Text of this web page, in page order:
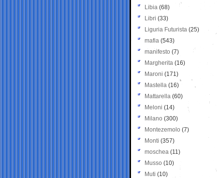
Libia (68)
Libri (33)
Liguria Futurista (25)
mafia (543)
manifesto (7)
Margherita (16)
Maroni (171)
Mastella (16)
Mattarella (60)
Meloni (14)
Milano (300)
Montezemolo (7)
Monti (357)
moschea (11)
Musso (10)
Muti (10)